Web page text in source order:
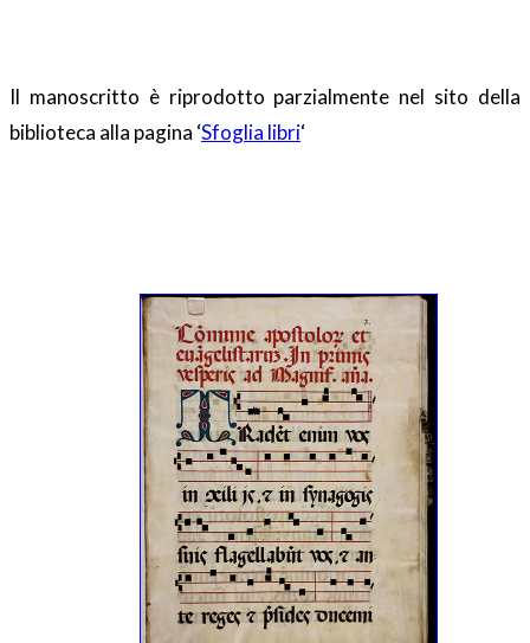
Il manoscritto è riprodotto parzialmente nel sito della
biblioteca alla pagina ‘Sfoglia libri‘